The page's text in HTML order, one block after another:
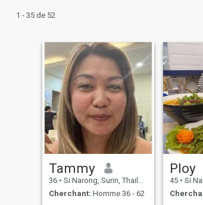
1 - 35 de 52
Tammy
36 • Si Narong, Surin, Thailande
Cherchant: Homme 36 - 62
Ploy
45 • Si